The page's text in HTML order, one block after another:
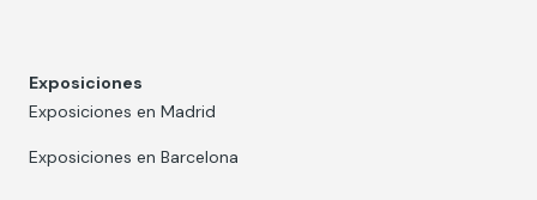
Exposiciones
Exposiciones en Madrid
Exposiciones en Barcelona